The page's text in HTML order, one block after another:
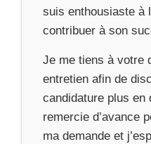
suis enthousiaste à
contribuer à son
Je me tiens à votre
entretien afin de
candidature plus en
remercie d’avance
ma demande et